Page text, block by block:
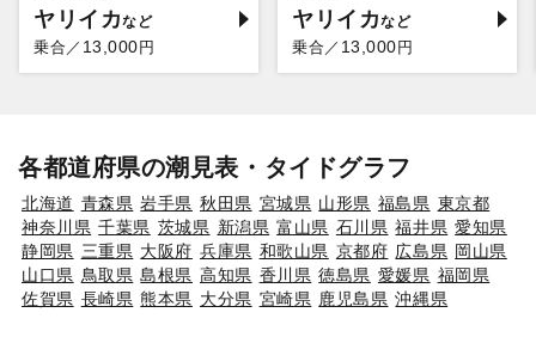
ヤリイカ
乗合／ 13,000円
ヤリイカ
乗合／ 13,000円
各都道府県の潮見表・タイドグラフ
北海道 青森県 岩手県 秋田県 宮城県 山形県 福島県 東京都
神奈川県 千葉県 茨城県 新潟県 富山県 石川県 福井県 愛知県
静岡県 三重県 大阪府 兵庫県 和歌山県 京都府 広島県 岡山県
山口県 鳥取県 島根県 高知県 香川県 徳島県 愛媛県 福岡県
佐賀県 長崎県 熊本県 大分県 宮崎県 鹿児島県 沖縄県